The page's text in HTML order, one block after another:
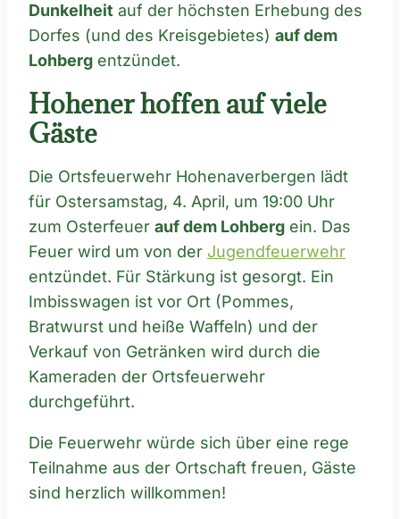
Dunkelheit auf der höchsten Erhebung des
Dorfes (und des Kreisgebietes) auf dem
Lohberg entzündet.
Hohener hoffen auf viele
Gäste
Die Ortsfeuerwehr Hohenaverbergen lädt
für Ostersamstag, 4. April, um 19:00 Uhr
zum Osterfeuer auf dem Lohberg ein. Das
Feuer wird um von der Jugendfeuerwehr
entzündet. Für Stärkung ist gesorgt. Ein
Imbisswagen ist vor Ort (Pommes,
Bratwurst und heiße Waffeln) und der
Verkauf von Getränken wird durch die
Kameraden der Ortsfeuerwehr
durchgeführt.
Die Feuerwehr würde sich über eine rege
Teilnahme aus der Ortschaft freuen, Gäste
sind herzlich willkommen!